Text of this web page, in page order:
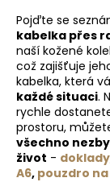
Pojďte se
kabelka přes
naší kožené
což zajišťuje
kabelka, která
každé situaci.
rychle
prostoru,
všechno
život - doklady
A6, pouzdro